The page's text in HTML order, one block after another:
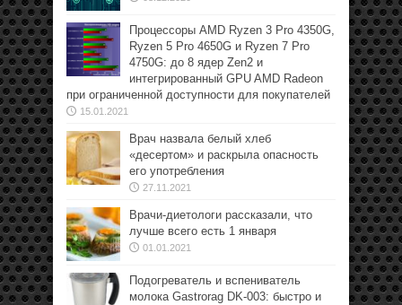
Процессоры AMD Ryzen 3 Pro 4350G,
Ryzen 5 Pro 4650G и Ryzen 7 Pro
4750G: до 8 ядер Zen2 и
интегрированный GPU AMD Radeon
при ограниченной доступности для покупателей
15.01.2021
Врач назвала белый хлеб
«десертом» и раскрыла опасность
его употребления
27.11.2021
Врачи-диетологи рассказали, что
лучше всего есть 1 января
01.01.2021
Подогреватель и вспениватель
молока Gastrorag DK-003: быстро и